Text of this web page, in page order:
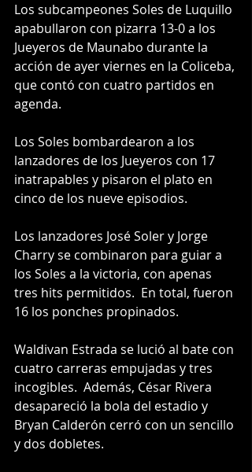
Los subcampeones Soles de Luquillo
apabullaron con pizarra 13-0 a los
Jueyeros de Maunabo durante la
acción de ayer viernes en la Coliceba,
que contó con cuatro partidos en
agenda.
Los Soles bombardearon a los
lanzadores de los Jueyeros con 17
inatrapables y pisaron el plato en
cinco de los nueve episodios.
Los lanzadores José Soler y Jorge
Charry se combinaron para guiar a
los Soles a la victoria, con apenas
tres hits permitidos.  En total, fueron
16 los ponches propinados.
Waldivan Estrada se lució al bate con
cuatro carreras empujadas y tres
incogibles.  Además, César Rivera
desapareció la bola del estadio y
Bryan Calderón cerró con un sencillo
y dos dobletes.